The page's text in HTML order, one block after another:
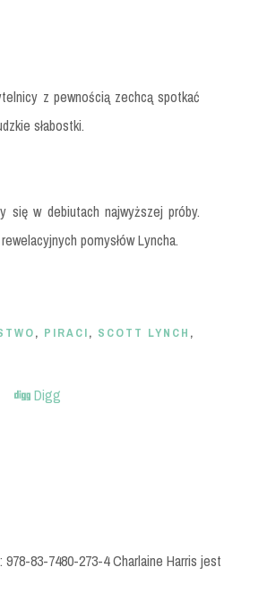
z pewnością zechcą spotkać
słabostki.
się w debiutach najwyższej próby.
pomysłów Lyncha.
, PIRACI, SCOTT LYNCH ,
Digg
978-83-7480-273-4 Charlaine Harris jest